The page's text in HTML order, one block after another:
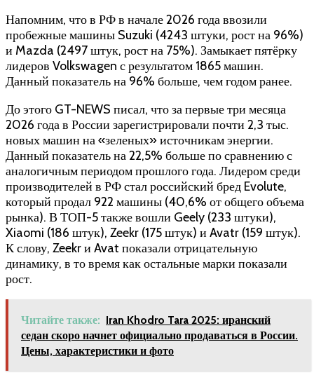
Напомним, что в РФ в начале 2026 года ввозили
пробежные машины Suzuki (4243 штуки, рост на 96%)
и Mazda (2497 штук, рост на 75%). Замыкает пятёрку
лидеров Volkswagen с результатом 1865 машин.
Данный показатель на 96% больше, чем годом ранее.
До этого GT-NEWS писал, что за первые три месяца
2026 года в России зарегистрировали почти 2,3 тыс.
новых машин на «зеленых» источникам энергии.
Данный показатель на 22,5% больше по сравнению с
аналогичным периодом прошлого года. Лидером среди
производителей в РФ стал российский бред Evolute,
который продал 922 машины (40,6% от общего объема
рынка). В ТОП-5 также вошли Geely (233 штуки),
Xiaomi (186 штук), Zeekr (175 штук) и Avatr (159 штук).
К слову, Zeekr и Avat показали отрицательную
динамику, в то время как остальные марки показали
рост.
Читайте также: Iran Khodro Tara 2025: иранский
седан скоро начнет официально продаваться в России.
Цены, характеристики и фото